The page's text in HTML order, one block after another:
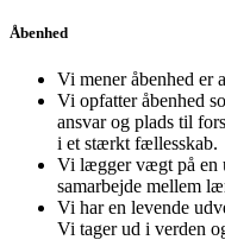
Åbenhed
Vi mener åbenhed er
Vi opfatter åbenhed
ansvar og plads til
i et stærkt fællesskab.
Vi lægger vægt på en
samarbejde mellem
Vi har en levende
Vi tager ud i verden